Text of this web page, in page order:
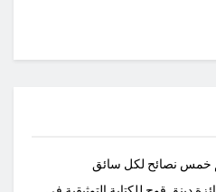
خمس نصائح لكل سائق